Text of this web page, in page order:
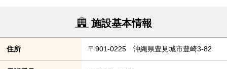
施設基本情報
住所 〒901-0225 沖縄県豊見城市豊崎3-82